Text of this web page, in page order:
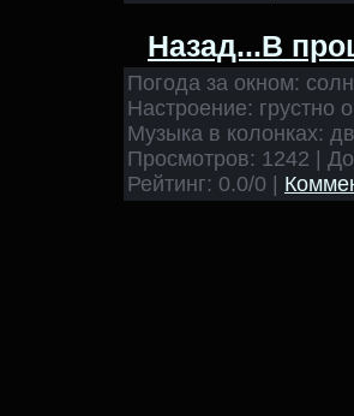
Назад...В
Погода за окном:
Настроение: грустно
Музыка в колонках:
Просмотров: 1242 |
Рейтинг: 0.0/0 |